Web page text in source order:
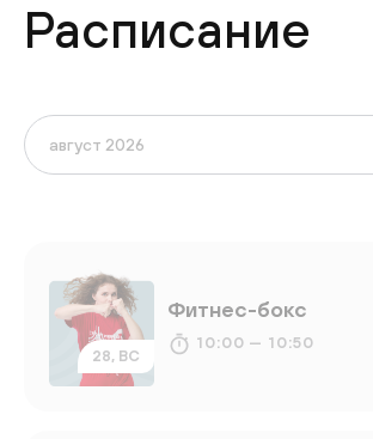
Расписание
28, ВС
Фитнес-бокс
10:00 — 10:50